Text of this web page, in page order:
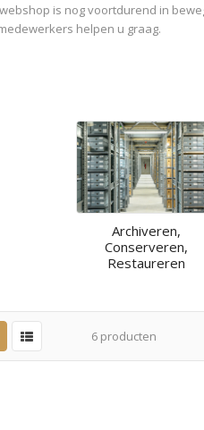
is nog voortdurend in
helpen u graag.
Archiveren,
Conserveren,
Restaureren
6 producten